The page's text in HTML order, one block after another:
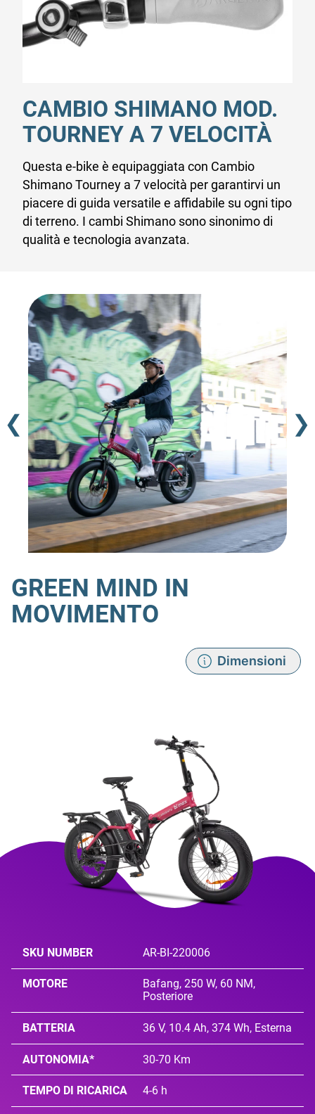
CAMBIO SHIMANO MOD.
TOURNEY A 7 VELOCITÀ
Questa e-bike è equipaggiata con Cambio
Shimano Tourney a 7 velocità per garantirvi un
piacere di guida versatile e affidabile su ogni tipo
di terreno. I cambi Shimano sono sinonimo di
qualità e tecnologia avanzata.
❮ ❯
GREEN MIND IN
MOVIMENTO
Dimensioni
SKU NUMBER AR-BI-220006
MOTORE
Bafang, 250 W, 60 NM,
Posteriore
BATTERIA 36 V, 10.4 Ah, 374 Wh, Esterna
AUTONOMIA* 30-70 Km
TEMPO DI RICARICA 4-6 h